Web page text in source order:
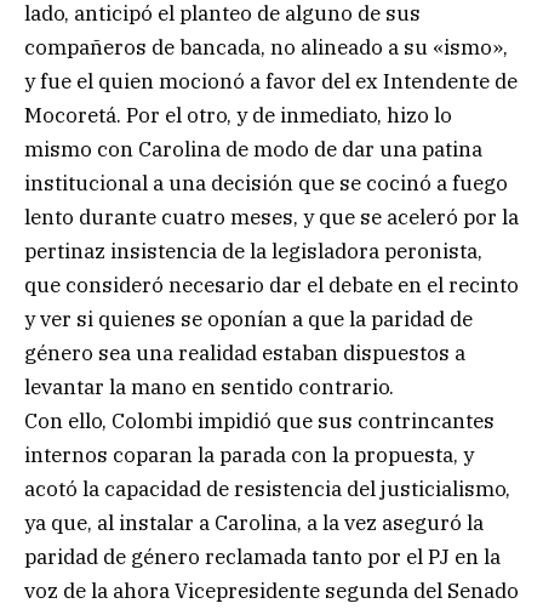
lado, anticipó el planteo de alguno de sus
compañeros de bancada, no alineado a su «ismo»,
y fue el quien mocionó a favor del ex Intendente de
Mocoretá. Por el otro, y de inmediato, hizo lo
mismo con Carolina de modo de dar una patina
institucional a una decisión que se cocinó a fuego
lento durante cuatro meses, y que se aceleró por la
pertinaz insistencia de la legisladora peronista,
que consideró necesario dar el debate en el recinto
y ver si quienes se oponían a que la paridad de
género sea una realidad estaban dispuestos a
levantar la mano en sentido contrario.
Con ello, Colombi impidió que sus contrincantes
internos coparan la parada con la propuesta, y
acotó la capacidad de resistencia del justicialismo,
ya que, al instalar a Carolina, a la vez aseguró la
paridad de género reclamada tanto por el PJ en la
voz de la ahora Vicepresidente segunda del Senado